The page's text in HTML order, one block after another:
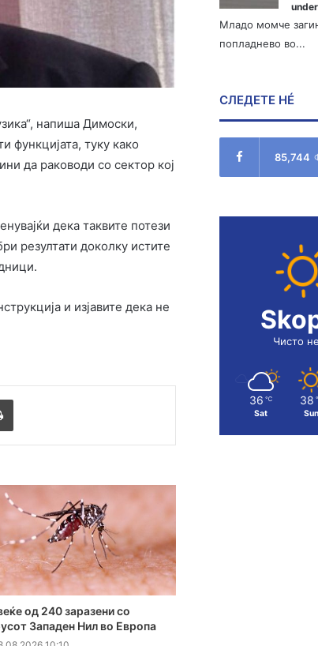
напиша Димоски,
функцијата, туку како
да раководи со сектор кој
дека таквите потези
резултати доколку истите
и изјавите дека не
Испринтај
од 240 заразени со
Западен Нил во Европа
Младо момче
попладнево во...
СЛЕДЕТЕ НÉ
85,744
Чисто
36 ℃
Sat
38
Sun